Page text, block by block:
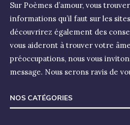
Sur Poèmes d’amour, vous
informations qu’il faut sur les
découvrirez également des
vous aideront à trouver votre
préoccupations, nous vous
message. Nous serons ravis de
NOS CATÉGORIES